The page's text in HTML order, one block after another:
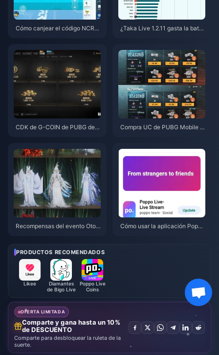
Cómo canjear el código NCRC
¿Taka Live 1.2.11 gasta la bater
ausas y soluciones
CDK de G-COIN de PUBG de j
43?
Compra UC de PUBG Mobile b
6): costes, mejores paquetes y
recarga segura
Recompensas del evento Otoñ
mpleta, moneda y prioridad
Cómo usar la aplicación Poppo
PRODUCTOS RECOMENDADOS
Likee
Diamantes
de Bigo Live
Poppo Live
Coins
OFERTA LIMITADA
Comparte y gana hasta un 10%
de DESCUENTO
Comparte para desbloquear la ruleta de la
suerte.